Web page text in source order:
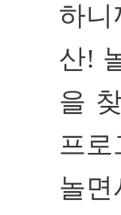
하니
산!
을
프
놀